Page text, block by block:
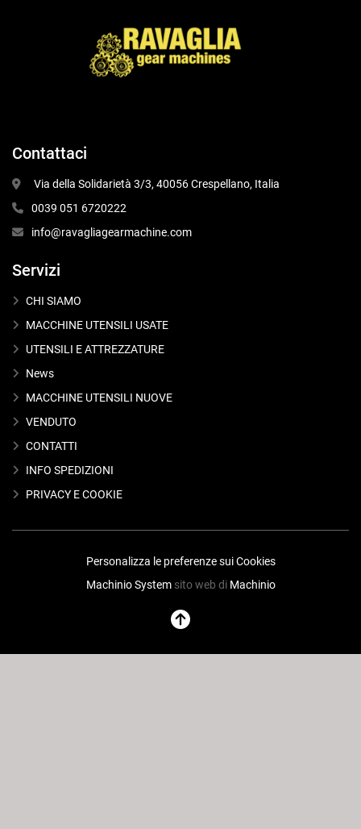
Contattaci
Via della Solidarietà 3/3, 40056 Crespellano, Italia
0039 051 6720222
info@ravagliagearmachine.com
Servizi
CHI SIAMO
MACCHINE UTENSILI USATE
UTENSILI E ATTREZZATURE
News
MACCHINE UTENSILI NUOVE
VENDUTO
CONTATTI
INFO SPEDIZIONI
PRIVACY E COOKIE
Personalizza le preferenze sui Cookies
Machinio Systemsito web di Machinio